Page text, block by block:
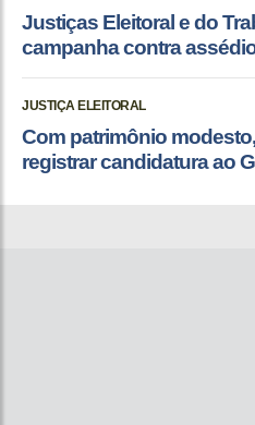
Justiças Eleitoral e do
campanha contra
JUSTIÇA ELEITORAL
Com patrimônio
registrar candidatura ao